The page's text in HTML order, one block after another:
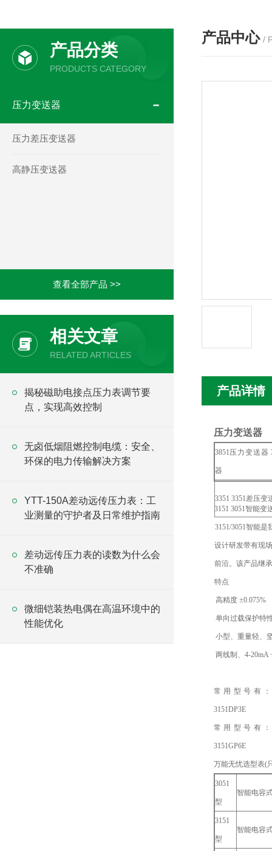
产品分类
PRODUCTS CATEGORY
压力变送器
压力差压变送器
高静压变送器
查看全部产品 >>
相关文章
RELATED ARTICLES
揭秘磁助电接点压力表调节要
点，实现高效控制
无卤低烟阻燃控制电缆：安全、
环保的电力传输解决方案
YTT-150A差动远传压力表：工
业测量的守护者及日常维护指南
差动远传压力表的读数为什么会
不准确
微细铠装热电偶在高温环境中的
性能优化
产品中心 /
产品详情
压力变送器
3851压力变送器
器
3351 3351差压变
3151 3051智能
3151/3051智能是
设计研发带有现
前沿。该产品继
特点
高精度 ±0.075%
单向过载保护特
小型、重量轻、
两线制、4-20mA
常用型号有：
3151DP3E
常用型号有：
3151GP6E
万能无忧选型表(
3051
型
智能电容
3151
型
智能电容